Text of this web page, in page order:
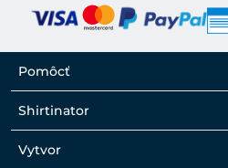
Pomôcť
Shirtinator
Vytvor